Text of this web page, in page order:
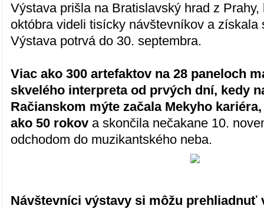
Výstava prišla na Bratislavský hrad z Prahy,
októbra videli tisícky návštevníkov a získala
Výstava potrvá do 30. septembra.
Viac ako 300 artefaktov na 28 paneloch
skvelého interpreta od prvých dní, kedy
Račianskom mýte začala Mekyho
ako 50 rokov a skončila nečakane 10.
odchodom do muzikantského neba.
Návštevníci výstavy si môžu prehliadnuť